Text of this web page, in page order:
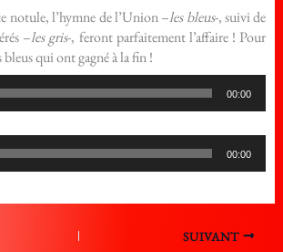
notule, l’hymne de l’Union –les bleus-, suivi de
–les gris-, feront parfaitement l’affaire ! Pour
qui ont gagné à la fin !
00:00
00:00
SUIVANT